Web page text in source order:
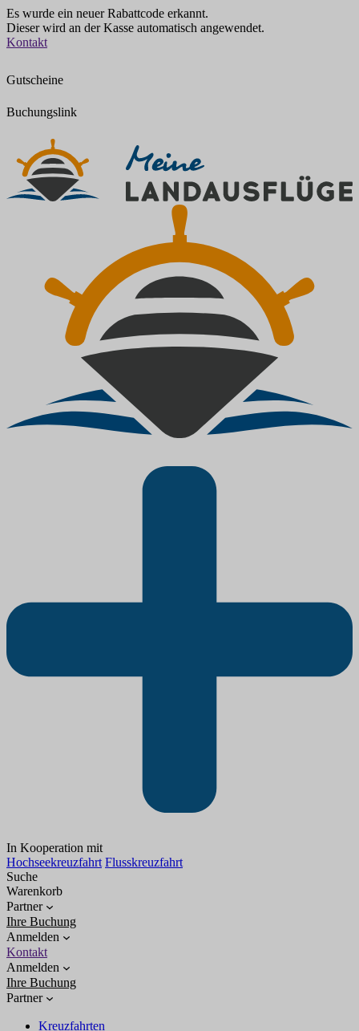
Es wurde ein neuer Rabattcode erkannt.
Dieser wird an der Kasse automatisch angewendet.
Zum
Kontakt
Gutscheine
Buchungslink
In Kooperation mit
Hochseekreuzfahrt Flusskreuzfahrt
Suche
Warenkorb
Partner
Ihre Buchung
Anmelden
Kontakt
Anmelden
Ihre Buchung
Partner
Kreuzfahrten